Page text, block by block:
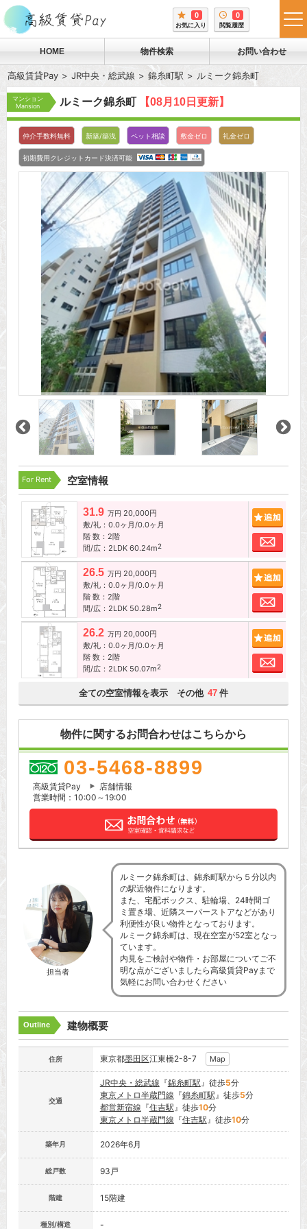
0
お気に入り
0
閲覧履歴
HOME 物件検索 お問い合わせ
高級賃貸Pay JR中央・総武線 錦糸町駅 ルミーク錦糸町
マンション
Mansion
ルミーク錦糸町 【08月10日更新】
仲介手数料無料 新築/築浅 ペット相談 敷金ゼロ 礼金ゼロ
初期費用クレジットカード決済可能
For Rent 空室情報
31.9 万円 20,000円
敷/礼：0.0ヶ月/0.0ヶ月
階 数：2階
間/広：2LDK 60.24m2
お問
26.5 万円 20,000円
敷/礼：0.0ヶ月/0.0ヶ月
階 数：2階
間/広：2LDK 50.28m2
お問
26.2 万円 20,000円
敷/礼：0.0ヶ月/0.0ヶ月
階 数：2階
間/広：2LDK 50.07m2
お問
全ての空室情報を表示 その他 47 件
物件に関するお問合わせはこちらから
03-5468-8899
高級賃貸Pay
店舗情報
営業時間：10:00～19:00
担当者
ルミーク錦糸町は、錦糸町駅から５分以内
の駅近物件になります。
また、宅配ボックス、駐輪場、24時間ゴ
ミ置き場、近隣スーパーストアなどがあり
利便性が良い物件となっております。
ルミーク錦糸町は、現在空室が52室となっ
ています。
内見をご検討や物件・お部屋についてご不
明な点がございましたら高級賃貸Payまで
気軽にお問い合わせください
Outline 建物概要
住所 東京都墨田区江東橋2-8-7 Map
交通
JR中央・総武線 『錦糸町駅』徒歩5分
東京メトロ半蔵門線 『錦糸町駅』徒歩5分
都営新宿線 『住吉駅』徒歩10分
東京メトロ半蔵門線 『住吉駅』徒歩10分
築年月 2026年6月
総戸数 93戸
階建 15階建
種別/構造 -